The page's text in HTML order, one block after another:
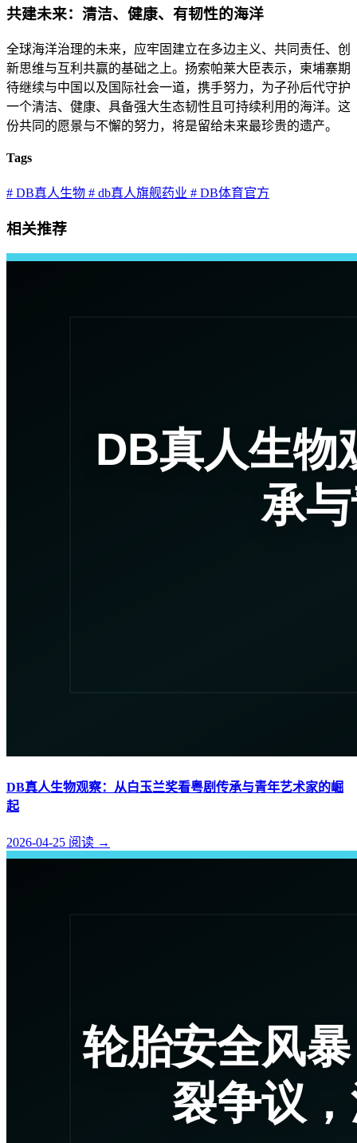
共建未来：清洁、健康、有韧性的海洋
全球海洋治理的未来，应牢固建立在多边主义、共同责任、创
新思维与互利共赢的基础之上。扬索帕莱大臣表示，柬埔寨期
待继续与中国以及国际社会一道，携手努力，为子孙后代守护
一个清洁、健康、具备强大生态韧性且可持续利用的海洋。这
份共同的愿景与不懈的努力，将是留给未来最珍贵的遗产。
Tags
# DB真人生物 # db真人旗舰药业 # DB体育官方
相关推荐
DB真人生物观察：从白玉兰奖看粤剧传承与青年艺术家的崛
起
2026-04-25 阅读 →